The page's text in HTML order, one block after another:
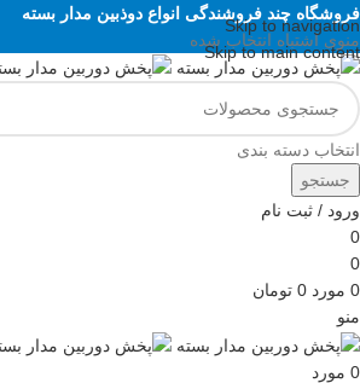
Skip to navigation
Skip to main content
فروشگاه چند فروشندگی انواع دوذبین مدار بسته
منوی اشتباه انتخاب شده
انتخاب دسته بندی
جستجو
ورود / ثبت نام
0
0
0 مورد 0 تومان
منو
0 مورد